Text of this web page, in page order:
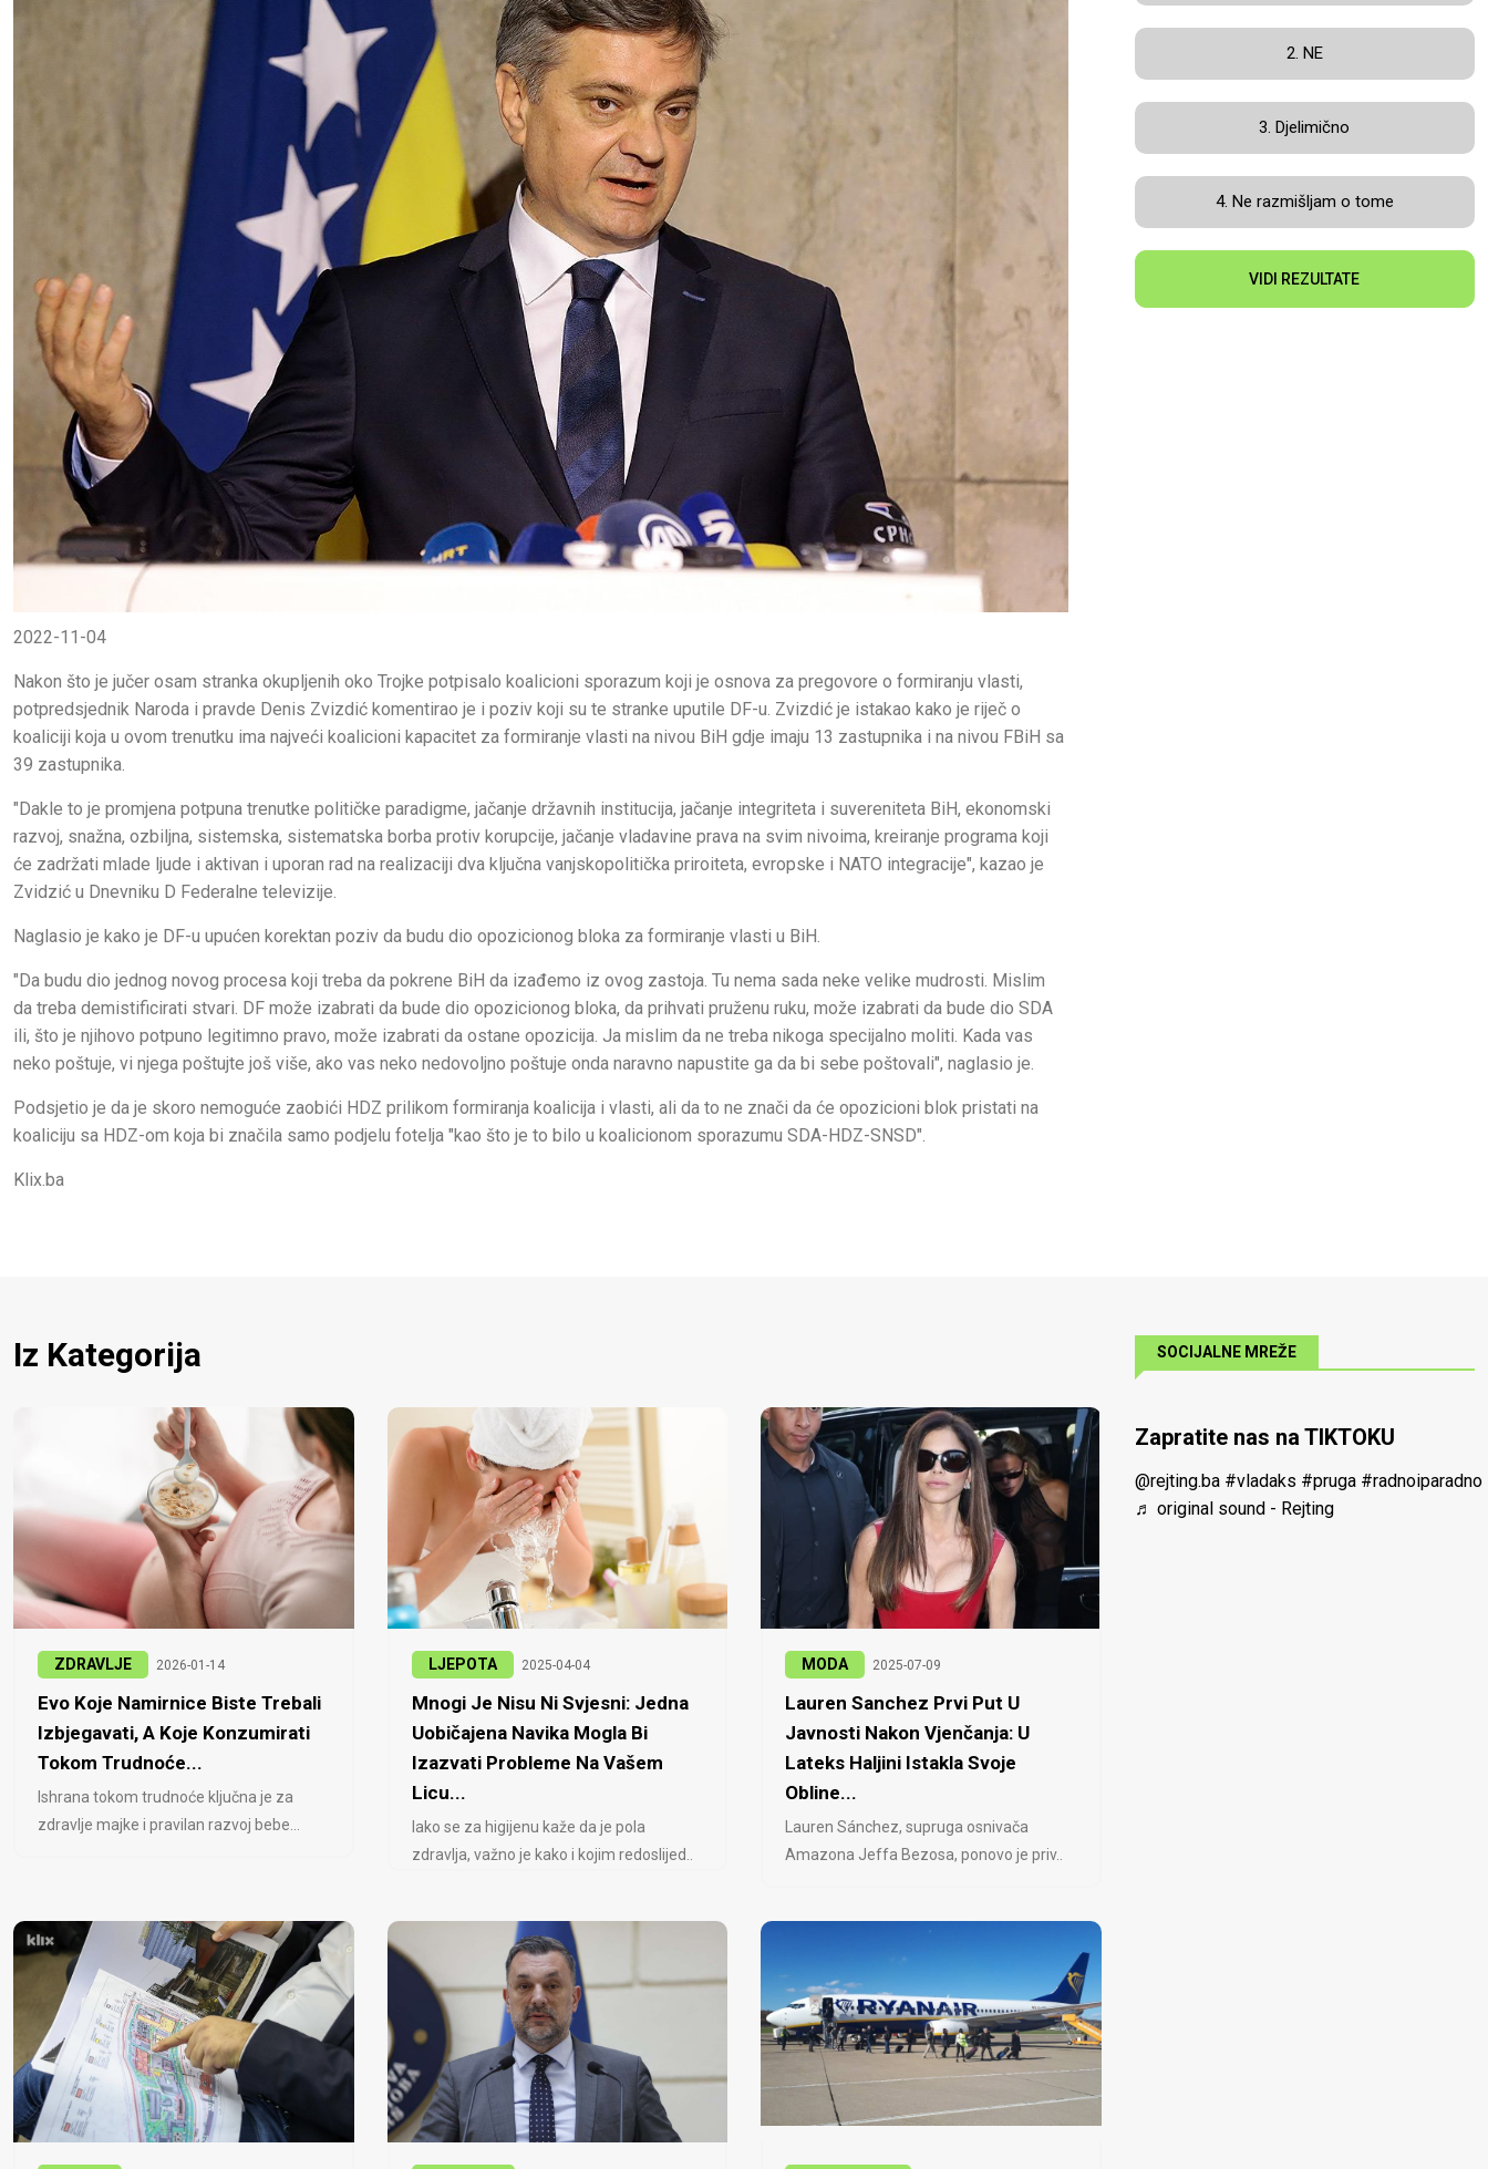
2022-11-04
Nakon što je jučer osam stranka okupljenih oko Trojke potpisalo koalicioni sporazum koji je osnova za pregovore o formiranju vlasti,
potpredsjednik Naroda i pravde Denis Zvizdić komentirao je i poziv koji su te stranke uputile DF-u. Zvizdić je istakao kako je riječ o
koaliciji koja u ovom trenutku ima najveći koalicioni kapacitet za formiranje vlasti na nivou BiH gdje imaju 13 zastupnika i na nivou FBiH sa
39 zastupnika.
"Dakle to je promjena potpuna trenutke političke paradigme, jačanje državnih institucija, jačanje integriteta i suvereniteta BiH, ekonomski
razvoj, snažna, ozbiljna, sistemska, sistematska borba protiv korupcije, jačanje vladavine prava na svim nivoima, kreiranje programa koji
će zadržati mlade ljude i aktivan i uporan rad na realizaciji dva ključna vanjskopolitička priroiteta, evropske i NATO integracije", kazao je
Zvidzić u Dnevniku D Federalne televizije.
Naglasio je kako je DF-u upućen korektan poziv da budu dio opozicionog bloka za formiranje vlasti u BiH.
"Da budu dio jednog novog procesa koji treba da pokrene BiH da izađemo iz ovog zastoja. Tu nema sada neke velike mudrosti. Mislim
da treba demistificirati stvari. DF može izabrati da bude dio opozicionog bloka, da prihvati pruženu ruku, može izabrati da bude dio SDA
ili, što je njihovo potpuno legitimno pravo, može izabrati da ostane opozicija. Ja mislim da ne treba nikoga specijalno moliti. Kada vas
neko poštuje, vi njega poštujte još više, ako vas neko nedovoljno poštuje onda naravno napustite ga da bi sebe poštovali", naglasio je.
Podsjetio je da je skoro nemoguće zaobići HDZ prilikom formiranja koalicija i vlasti, ali da to ne znači da će opozicioni blok pristati na
koaliciju sa HDZ-om koja bi značila samo podjelu fotelja "kao što je to bilo u koalicionom sporazumu SDA-HDZ-SNSD".
Klix.ba
2. NE
3. Djelimično
4. Ne razmišljam o tome
VIDI REZULTATE
Iz Kategorija
ZDRAVLJE 2026-01-14
Evo Koje Namirnice Biste Trebali
Izbjegavati, A Koje Konzumirati
Tokom Trudnoće...
Ishrana tokom trudnoće ključna je za
zdravlje majke i pravilan razvoj bebe...
LJEPOTA 2025-04-04
Mnogi Je Nisu Ni Svjesni: Jedna
Uobičajena Navika Mogla Bi
Izazvati Probleme Na Vašem
Licu...
Iako se za higijenu kaže da je pola
zdravlja, važno je kako i kojim redoslijed..
MODA 2025-07-09
Lauren Sanchez Prvi Put U
Javnosti Nakon Vjenčanja: U
Lateks Haljini Istakla Svoje
Obline...
Lauren Sánchez, supruga osnivača
Amazona Jeffa Bezosa, ponovo je priv..
SOCIJALNE MREŽE
Zapratite nas na TIKTOKU
@rejting.ba #vladaks #pruga #radnoiparadno
♬ original sound - Rejting